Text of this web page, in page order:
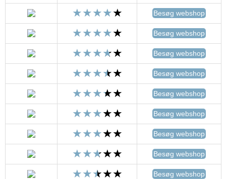
Besøg webshop
Besøg webshop
Besøg webshop
Besøg webshop
Besøg webshop
Besøg webshop
Besøg webshop
Besøg webshop
Besøg webshop